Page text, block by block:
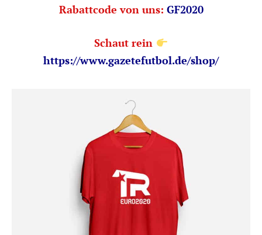
Rabattcode von uns: GF2020
Schaut rein
https://www.gazetefutbol.de/shop/